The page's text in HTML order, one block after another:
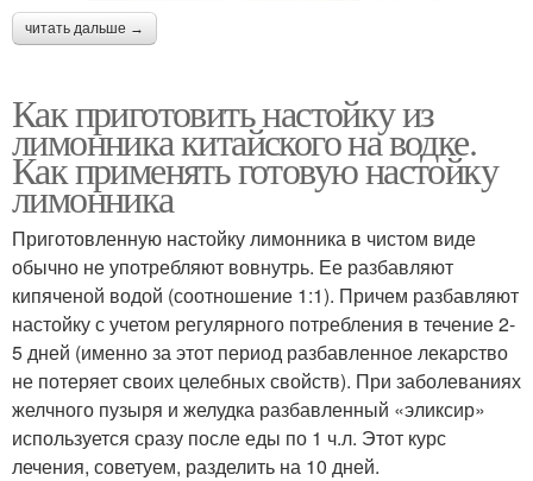
читать дальше →
Как приготовить настойку из
лимонника китайского на водке.
Как применять готовую настойку
лимонника
Приготовленную настойку лимонника в чистом виде
обычно не употребляют вовнутрь. Ее разбавляют
кипяченой водой (соотношение 1:1). Причем разбавляют
настойку с учетом регулярного потребления в течение 2-
5 дней (именно за этот период разбавленное лекарство
не потеряет своих целебных свойств). При заболеваниях
желчного пузыря и желудка разбавленный «эликсир»
используется сразу после еды по 1 ч.л. Этот курс
лечения, советуем, разделить на 10 дней.